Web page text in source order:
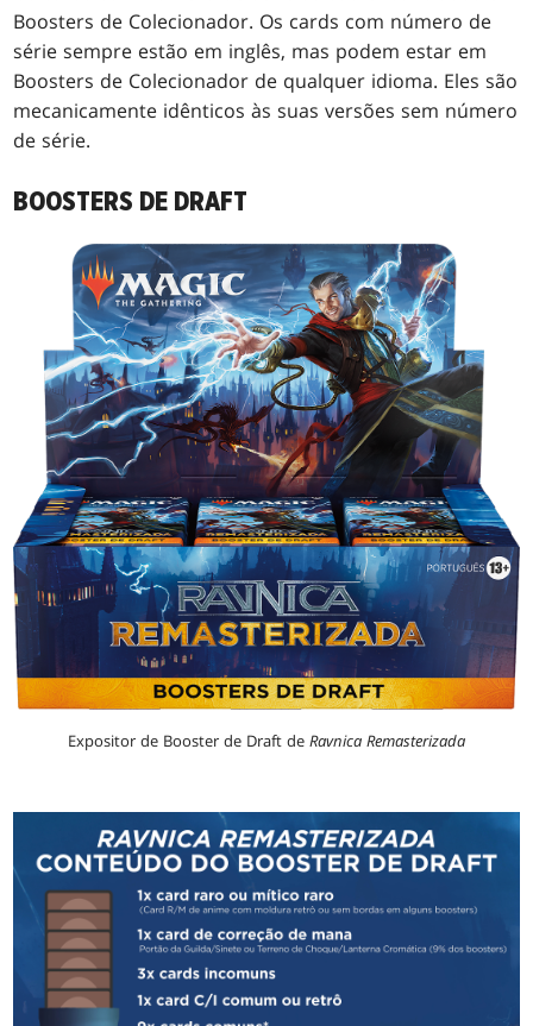
Boosters de Colecionador. Os cards com número de
série sempre estão em inglês, mas podem estar em
Boosters de Colecionador de qualquer idioma. Eles são
mecanicamente idênticos às suas versões sem número
de série.
BOOSTERS DE DRAFT
Expositor de Booster de Draft de Ravnica Remasterizada